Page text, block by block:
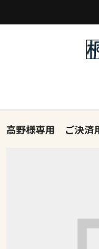
トップページ
高野様専用 ご決済